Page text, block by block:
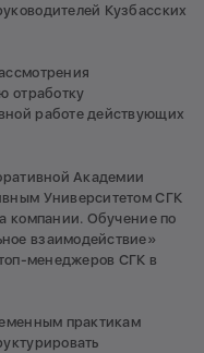
Кузбасских
отработку
работе действующих
Академии
Университетом СГК
компании. Обучение по
взаимодействие»
менеджеров СГК в
практикам